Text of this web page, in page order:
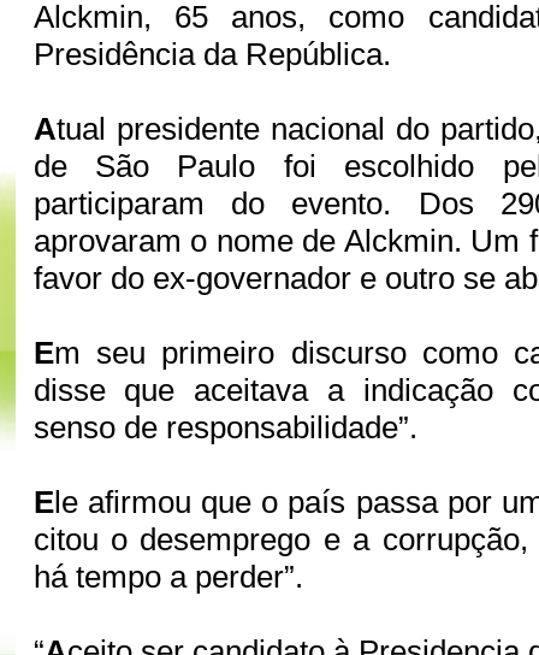
Alckmin, 65 anos, como
Presidência da República.
Atual presidente nacional do
de São Paulo foi escolhido
participaram do evento. Dos
aprovaram o nome de Alckmin. Um
favor do ex-governador e outro se
Em seu primeiro discurso como
disse que aceitava a indicação
senso de responsabilidade”.
Ele afirmou que o país passa por
citou o desemprego e a
há tempo a perder”.